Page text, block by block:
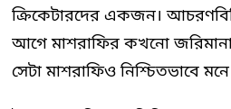
ক্রিকেটারদের একজন।
আগে মাশরাফির কখনো
সেটা মাশরাফিও নিশ্চিতভাবে